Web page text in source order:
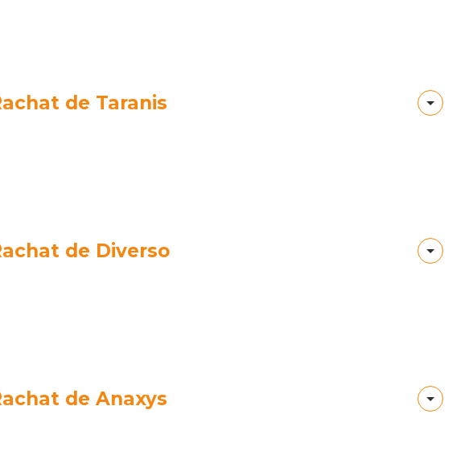
de Taranis
de Diverso
de Anaxys